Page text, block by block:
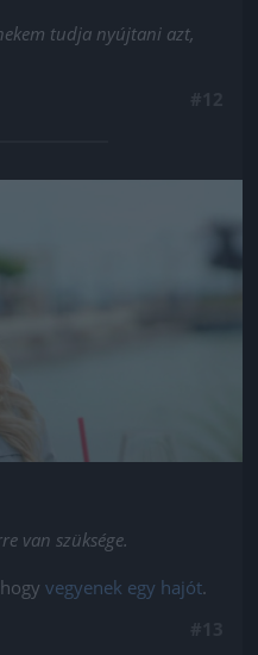
tudja nyújtani azt,
kép!
van szüksége.
vegyenek egy hajót.